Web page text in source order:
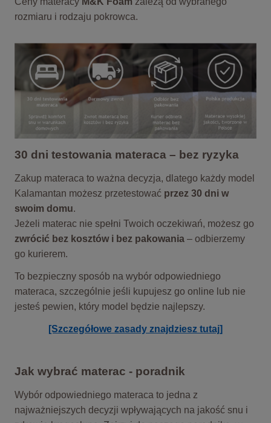
rozmiaru i rodzaju pokrowca.
30 dni testowania materaca – bez ryzyka
Zakup materaca to ważna decyzja, dlatego każdy model
Kalamantan możesz przetestować przez 30 dni w
swoim domu.
Jeżeli materac nie spełni Twoich oczekiwań, możesz go
zwrócić bez kosztów i bez pakowania – odbierzemy
go kurierem.
To bezpieczny sposób na wybór odpowiedniego
materaca, szczególnie jeśli kupujesz go online lub nie
jesteś pewien, który model będzie najlepszy.
[Szczegółowe zasady znajdziesz tutaj]
Jak wybrać materac - poradnik
Wybór odpowiedniego materaca to jedna z
najważniejszych decyzji wpływających na jakość snu i